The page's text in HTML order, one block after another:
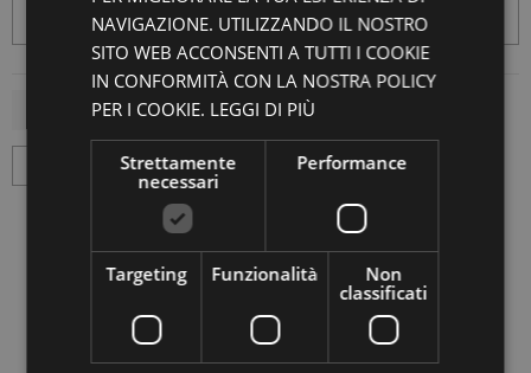
NAVIGAZIONE. UTILIZZANDO IL NOSTRO
SITO WEB ACCONSENTI A TUTTI I COOKIE
IN CONFORMITÀ CON LA NOSTRA POLICY
PER I COOKIE. LEGGI DI PIÙ
Strettamente
necessari
Performance
Targeting Funzionalità
Non
classificati